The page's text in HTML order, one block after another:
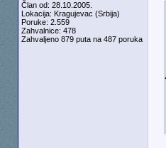
Član od: 28.10.2005.
Lokacija: Kragujevac (Srbija)
Poruke: 2.559
Zahvalnice: 478
Zahvaljeno 879 puta na 487 poruka